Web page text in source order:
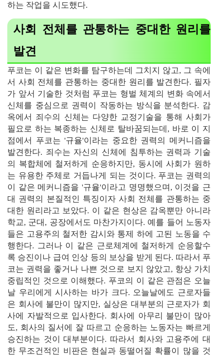
하는 작업을 시도했다.
사회 전체를 관통하는 중대한 원리를
발견
푸코는 이 같은 변화를 탐구하는데 그치지 않고, 그 속에
서 사회 전체를 관통하는 중대한 원리를 발견한다. 필자
가 앞서 기술한 것처럼 푸코는 형벌 체계의 변화 속에서
신체를 중심으로 권력이 작동하는 방식을 분석한다. 감
옥에서 죄수의 신체는 다양한 교정기술을 통해 사회가
필요로 하는 복종하는 신체로 탈바꿈되는데, 바로 이 지
점에서 푸코는 '규율'이라는 중요한 권력의 메커니즘을
발견한다. 죄수는 자신의 신체에 침투하는 권력과 기술
의 복합체에 철저하게 순응하지만, 동시에 사회가 원하
는 유용한 주체로 거듭나게 되는 것이다. 푸코는 권력의
이 같은 메커니즘을 '규율'이라고 명명했으며, 이것을 근
대 권력의 본질적인 특징이자 사회 전체를 관통하는 중
대한 원리라고 보았다. 이 같은 현상은 감옥뿐만 아니라
학교, 군대, 공장에서도 마찬가지이다. 예를 들어 노동자
들은 고용주의 철저한 감시와 통제 하에 고된 노동을 수
행한다. 그러나 이 같은 근로체계에 철저하게 순응할수
록 승진이나 급여 인상 등의 보상을 받게 된다. 따라서 푸
코는 권력을 좋거나 나쁜 것으로 보지 않았고, 항상 가치
중립적인 것으로 이해했다. 푸코의 이 같은 관점은 오늘
날 우리에게 시사하는 바가 크다. 오늘날에도 근로자들
은 회사에 불만이 많지만, 실상은 대부분의 근로자가 회
사에 자발적으로 입사한다. 회사에 아무리 불만이 많아
도, 회사의 질서에 잘 따르고 순응하는 노동자는 빠르게
승진하는 것이 대부분이다. 따라서 회사와 고용주에 대
한 무조건적인 비판은 현실과 동떨어질 확률이 많을 것